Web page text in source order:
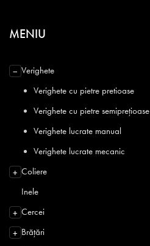
MENIU
− Verighete
Verighete cu pietre pretioase
Verighete cu pietre semiprețioase
Verighete lucrate manual
Verighete lucrate mecanic
+ Coliere
Inele
+ Cercei
+ Brățări